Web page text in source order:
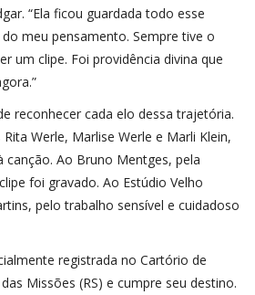
“Ela ficou guardada todo esse
meu pensamento. Sempre tive o
um clipe. Foi providência divina que
reconhecer cada elo dessa trajetória.
Werle, Marlise Werle e Marli Klein,
canção. Ao Bruno Mentges, pela
foi gravado. Ao Estúdio Velho
pelo trabalho sensível e cuidadoso
registrada no Cartório de
Missões (RS) e cumpre seu destino.